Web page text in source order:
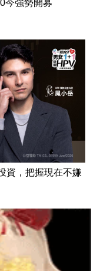
今強勢開募
資，把握現在不嫌